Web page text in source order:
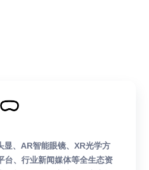
显、AR智能眼镜、XR光学方
台、行业新闻媒体等全生态资